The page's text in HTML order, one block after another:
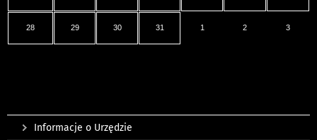
28 29 30 31 1 2 3
Informacje o Urzędzie